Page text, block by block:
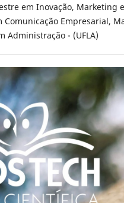
em Inovação, Marketing e
Comunicação Empresarial,
Administração - (UFLA)